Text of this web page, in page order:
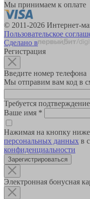
Мы принимаем к оплате
© 2011-2026 Интернет-
Пользовательское
Сделано в
Регистрация
Введите номер телефона
Мы отправим вам код в
Требуется
Ваше имя *
Нажимая на кнопку
персональных данных в
конфиденциальности
Зарегистрироваться
Электронная бонусная